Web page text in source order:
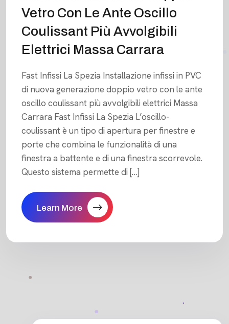
Vetro Con Le Ante Oscillo
Coulissant Più Avvolgibili
Elettrici Massa Carrara
Fast Infissi La Spezia Installazione infissi in PVC
di nuova generazione doppio vetro con le ante
oscillo coulissant più avvolgibili elettrici Massa
Carrara Fast Infissi La Spezia L’oscillo-
coulissant è un tipo di apertura per finestre e
porte che combina le funzionalità di una
finestra a battente e di una finestra scorrevole.
Questo sistema permette di […]
Learn More